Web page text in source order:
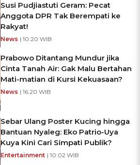
Susi Pudjiastuti Geram: Pecat
Anggota DPR Tak Berempati ke
Rakyat!
News | 10:20 WIB
Prabowo Ditantang Mundur jika
Cinta Tanah Air: Gak Malu Bertahan
Mati-matian di Kursi Kekuasaan?
News | 16:20 WIB
Sebar Ulang Poster Kucing hingga
Bantuan Nyaleg: Eko Patrio-Uya
Kuya Kini Cari Simpati Publik?
Entertainment | 10:02 WIB